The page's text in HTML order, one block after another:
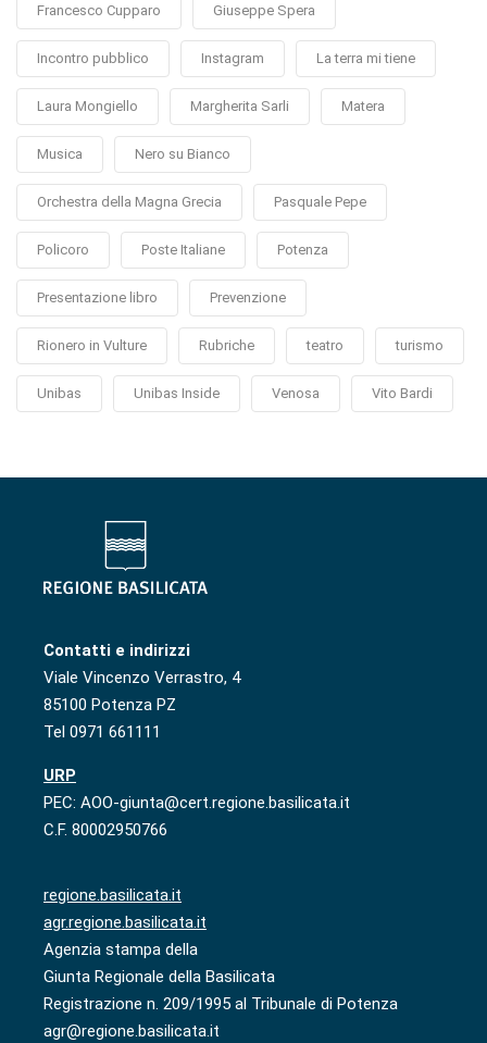
Francesco Cupparo Giuseppe Spera
Incontro pubblico Instagram La terra mi tiene
Laura Mongiello Margherita Sarli Matera
Musica Nero su Bianco
Orchestra della Magna Grecia Pasquale Pepe
Policoro Poste Italiane Potenza
Presentazione libro Prevenzione
Rionero in Vulture Rubriche teatro turismo
Unibas Unibas Inside Venosa Vito Bardi
Contatti e indirizzi
Viale Vincenzo Verrastro, 4
85100 Potenza PZ
Tel 0971 661111
URP
PEC: AOO-giunta@cert.regione.basilicata.it
C.F. 80002950766
regione.basilicata.it
agr.regione.basilicata.it
Agenzia stampa della
Giunta Regionale della Basilicata
Registrazione n. 209/1995 al Tribunale di Potenza
agr@regione.basilicata.it